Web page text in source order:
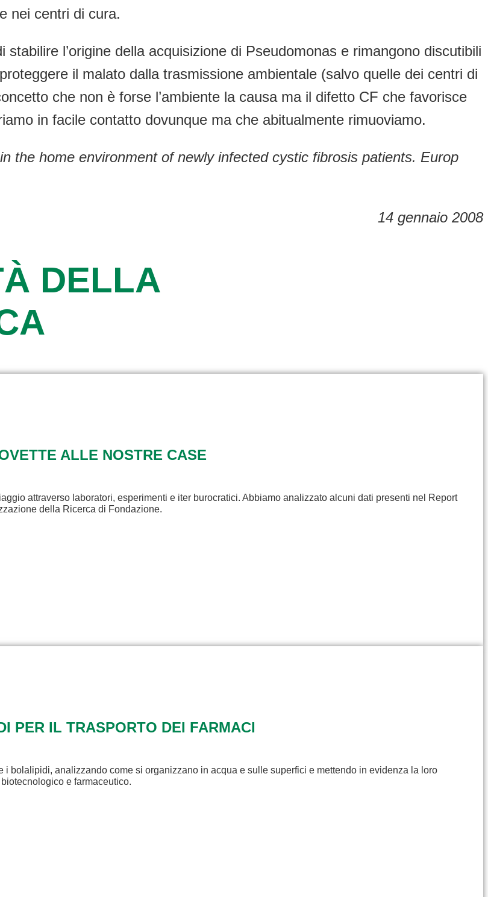
nei centri di cura.
l’origine della acquisizione di Pseudomonas e rimangono discutibili
il malato dalla trasmissione ambientale (salvo quelle dei centri di
che non è forse l’ambiente la causa ma il difetto CF che favorisce
in facile contatto dovunque ma che abitualmente rimuoviamo.
the home environment of newly infected cystic fibrosis patients. Europ
14 gennaio 2008
DELLA
ALLE NOSTRE CASE
attraverso laboratori, esperimenti e iter burocratici. Abbiamo analizzato alcuni dati presenti nel Report
della Ricerca di Fondazione.
PER IL TRASPORTO DEI FARMACI
bolalipidi, analizzando come si organizzano in acqua e sulle superfici e mettendo in evidenza la loro
e farmaceutico.